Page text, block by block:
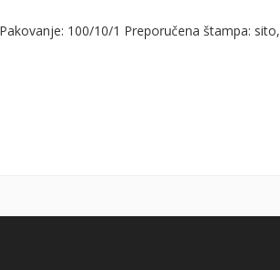
100/10/1 Preporučena štampa: sito,